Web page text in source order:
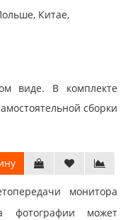
Китае,
виде. В комплекте
сборки
монитора
фотографии может